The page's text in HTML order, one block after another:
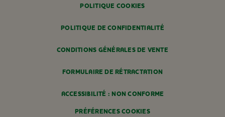
POLITIQUE COOKIES
POLITIQUE DE CONFIDENTIALITÉ
CONDITIONS GÉNÉRALES DE VENTE
FORMULAIRE DE RÉTRACTATION
ACCESSIBILITÉ : NON CONFORME
PRÉFÉRENCES COOKIES